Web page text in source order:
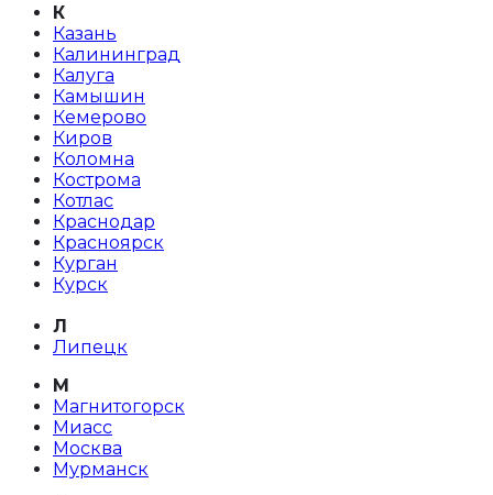
К
Казань
Калининград
Калуга
Камышин
Кемерово
Киров
Коломна
Кострома
Котлас
Краснодар
Красноярск
Курган
Курск
Л
Липецк
М
Магнитогорск
Миасс
Москва
Мурманск